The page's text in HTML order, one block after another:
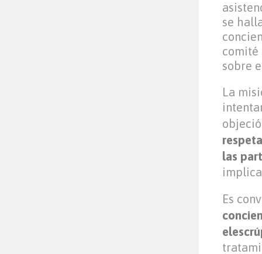
se
comité
sobre
La
las
Es